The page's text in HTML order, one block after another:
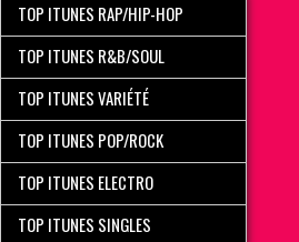
TOP ITUNES RAP/HIP-HOP
TOP ITUNES R&B/SOUL
TOP ITUNES VARIÉTÉ
TOP ITUNES POP/ROCK
TOP ITUNES ELECTRO
TOP ITUNES SINGLES